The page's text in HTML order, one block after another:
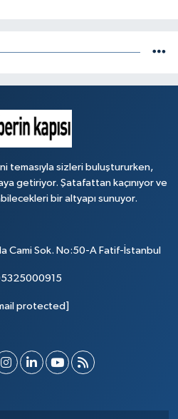
temasıyla sizleri buluştururken,
getiriyor. Şatafattan kaçınıyor ve
bir altyapı sunuyor.
Cami Sok. No:50-A Fatif-İstanbul
protected]